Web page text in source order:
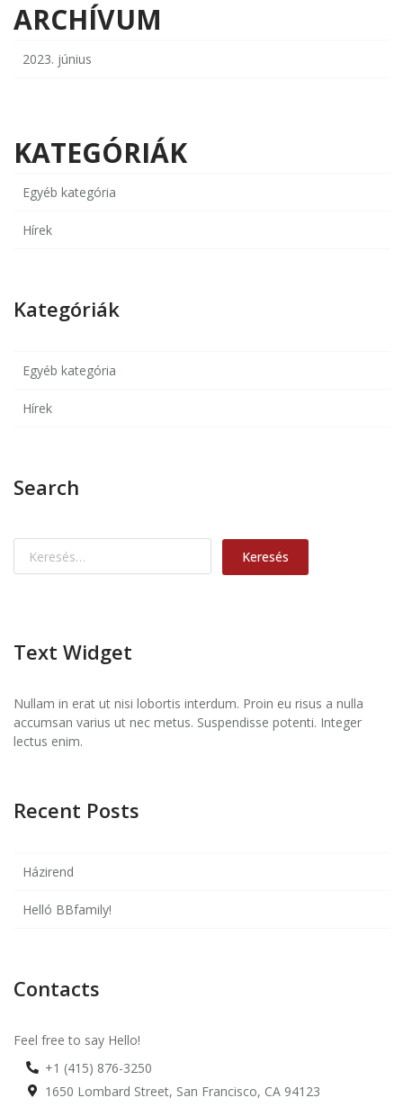
ARCHÍVUM
2023. június
KATEGÓRIÁK
Egyéb kategória
Hírek
Kategóriák
Egyéb kategória
Hírek
Search
Text Widget
Nullam in erat ut nisi lobortis interdum. Proin eu risus a nulla
accumsan varius ut nec metus. Suspendisse potenti. Integer
lectus enim.
Recent Posts
Házirend
Helló BBfamily!
Contacts
Feel free to say Hello!
+1 (415) 876-3250
1650 Lombard Street, San Francisco, CA 94123